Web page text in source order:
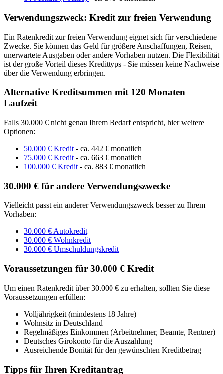
Verwendungszweck: Kredit zur freien Verwendung
Ein Ratenkredit zur freien Verwendung eignet sich für verschiedene
Zwecke. Sie können das Geld für größere Anschaffungen, Reisen,
unerwartete Ausgaben oder andere Vorhaben nutzen. Die Flexibilität
ist der große Vorteil dieses Kredittyps - Sie müssen keine Nachweise
über die Verwendung erbringen.
Alternative Kreditsummen mit 120 Monaten
Laufzeit
Falls 30.000 € nicht genau Ihrem Bedarf entspricht, hier weitere
Optionen:
50.000 € Kredit - ca. 442 € monatlich
75.000 € Kredit - ca. 663 € monatlich
100.000 € Kredit - ca. 883 € monatlich
30.000 € für andere Verwendungszwecke
Vielleicht passt ein anderer Verwendungszweck besser zu Ihrem
Vorhaben:
30.000 € Autokredit
30.000 € Wohnkredit
30.000 € Umschuldungskredit
Voraussetzungen für 30.000 € Kredit
Um einen Ratenkredit über 30.000 € zu erhalten, sollten Sie diese
Voraussetzungen erfüllen:
Volljährigkeit (mindestens 18 Jahre)
Wohnsitz in Deutschland
Regelmäßiges Einkommen (Arbeitnehmer, Beamte, Rentner)
Deutsches Girokonto für die Auszahlung
Ausreichende Bonität für den gewünschten Kreditbetrag
Tipps für Ihren Kreditantrag